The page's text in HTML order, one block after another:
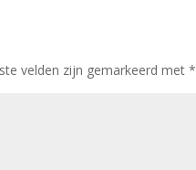
velden zijn gemarkeerd met*